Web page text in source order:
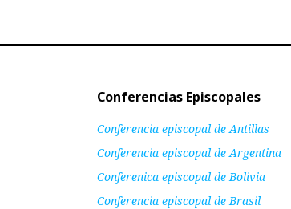
Conferencias Episcopales
Conferencia episcopal de Antillas
Conferencia episcopal de Argentina
Conferenica episcopal de Bolivia
Conferencia episcopal de Brasil